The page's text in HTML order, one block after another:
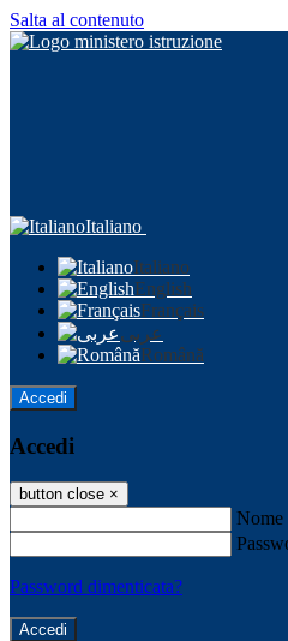
Salta al contenuto
Italiano
Italiano
English
Français
عربى
Română
Accedi
Accedi
button close ×
Nome
Password dimenticata?